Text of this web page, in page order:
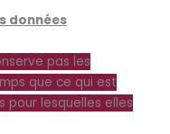
données
pas les
que ce qui est
pour lesquelles elles